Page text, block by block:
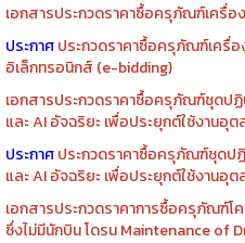
เอกสารประกวดราคาซื้อครุภัณฑ์เครื่
ประกาศประกวดราคาซื้อครุภัณฑ์เครื่
อิเล็กทรอนิกส์ (e-bidding)
เอกสารประกวดราคาซื้อครุภัณฑ์ชุดป
และ AI อัจฉริยะ เพื่อประยุกต์ใช้งานอุ
ประกาศประกวดราคาซื้อครุภัณฑ์ชุดป
และ AI อัจฉริยะ เพื่อประยุกต์ใช้งานอุ
เอกสารประกวดราคาการซื้อครุภัณฑ์
ซึ่งไม่มีนักบิน โดรน Maintenance of